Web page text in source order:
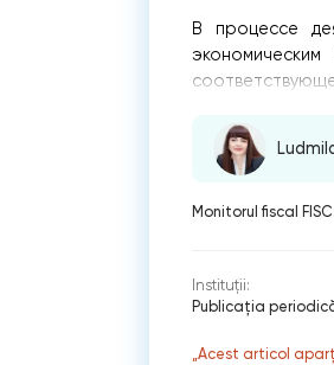
В процессе
Monitorul fiscal
Instituții:
Publicaţia
„Acest articol